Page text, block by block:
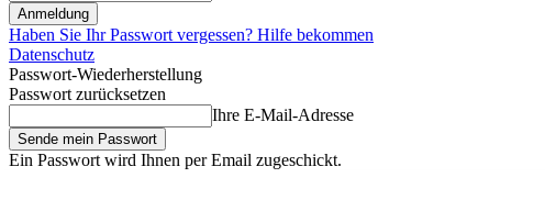
Haben Sie Ihr Passwort vergessen? Hilfe bekommen
Datenschutz
Passwort-Wiederherstellung
Passwort zurücksetzen
Ihre E-Mail-Adresse
Ein Passwort wird Ihnen per Email zugeschickt.